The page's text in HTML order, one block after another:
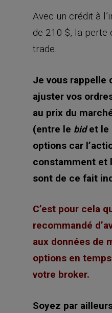
Avec un crédit à
de 210 $, la perte
trade.
Je vous rappelle
ajuster vos
au prix du
(entre le bidet le
options car
constamment et
sont de ce fait
C’est pour cela
recommandé
aux données de
options en
votre broker.
Soyez par